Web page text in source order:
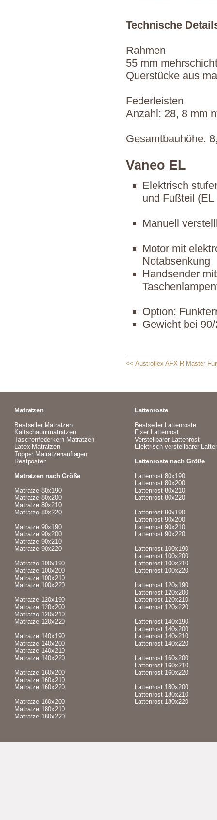
Technische
Rahmen
55 mm
Querstücke aus
Federleisten
Anzahl: 28, 8 mm
Gesamtbauhöhe:
Vaneo EL
Elektrisch
und Fußteil (EL
Manuell
Motor mit
Notabsenkung
Handsender
Option:
Gewicht bei
<< Austroflex AFX R Master
Matratzen
Bestseller Matratzen
Kaltschaummatratzen
Taschenfederkern-Matratzen
Latex Matratzen
Topper Matratzenauflagen
Restposten
Matratzen nach Größe
Matratze 80x190
Matratze 80x200
Matratze 80x210
Matratze 80x220
Matratze 90x190
Matratze 90x200
Matratze 90x210
Matratze 90x220
Matratze 100x190
Matratze 100x200
Matratze 100x210
Matratze 100x220
Matratze 120x190
Matratze 120x200
Matratze 120x210
Matratze 120x220
Matratze 140x190
Matratze 140x200
Matratze 140x210
Matratze 140x220
Matratze 160x200
Matratze 160x210
Matratze 160x220
Matratze 180x200
Matratze 180x210
Matratze 180x220
Lattenroste
Bestseller Lattenroste
Fixer Lattenrost
Verstellbarer Lattenrost
Elektrisch verstellbarer
Lattenroste nach Größe
Lattenrost 80x190
Lattenrost 80x200
Lattenrost 80x210
Lattenrost 80x220
Lattenrost 90x190
Lattenrost 90x200
Lattenrost 90x210
Lattenrost 90x220
Lattenrost 100x190
Lattenrost 100x200
Lattenrost 100x210
Lattenrost 100x220
Lattenrost 120x190
Lattenrost 120x200
Lattenrost 120x210
Lattenrost 120x220
Lattenrost 140x190
Lattenrost 140x200
Lattenrost 140x210
Lattenrost 140x220
Lattenrost 160x200
Lattenrost 160x210
Lattenrost 160x220
Lattenrost 180x200
Lattenrost 180x210
Lattenrost 180x220